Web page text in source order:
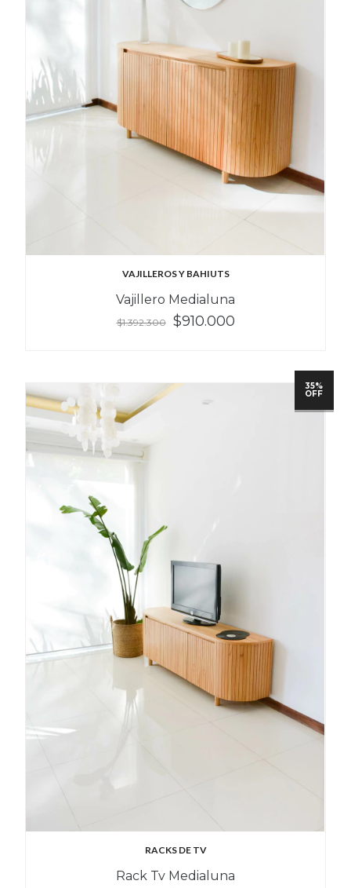
VAJILLEROS Y BAHIUTS
Vajillero Medialuna
$1.392.300 $910.000
35%
OFF
RACKS DE TV
Rack Tv Medialuna